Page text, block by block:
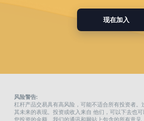
现在加入
风险警告:
杠杆产品交易具有高风险，可能不适合所有投资者。
其未来的表现。投资或收入来自 他们，可以下去也
您投资的金额。我们的通讯和网站上包含的所有意